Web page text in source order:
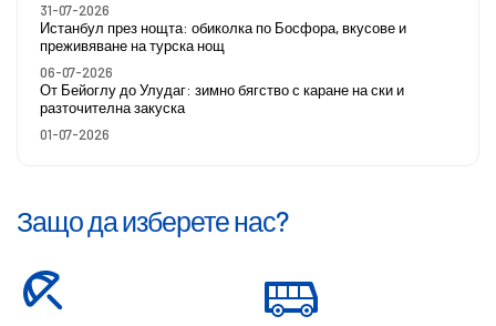
31-07-2026
Истанбул през нощта: обиколка по Босфора, вкусове и
преживяване на турска нощ
06-07-2026
От Бейоглу до Улудаг: зимно бягство с каране на ски и
разточителна закуска
01-07-2026
Защо да изберете нас?